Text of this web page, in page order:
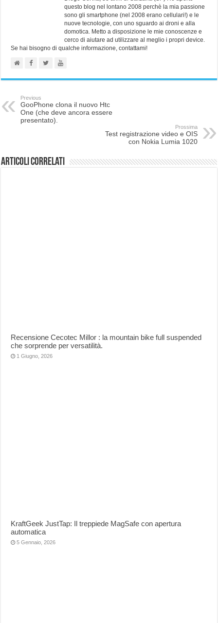
questo blog nel lontano 2008 perchè la mia passione
sono gli smartphone (nel 2008 erano cellulari!) e le
nuove tecnologie, con uno sguardo ai droni e alla
domotica. Metto a disposizione le mie conoscenze e
cerco di aiutare ad utilizzare al meglio i propri device.
Se hai bisogno di qualche informazione, contattami!
Previous
GooPhone clona il nuovo Htc
One (che deve ancora essere
presentato).
Prossima
Test registrazione video e OIS
con Nokia Lumia 1020
Articoli correlati
Recensione Cecotec Millor : la mountain bike full suspended
che sorprende per versatilità.
1 Giugno, 2026
KraftGeek JustTap: Il treppiede MagSafe con apertura
automatica
5 Gennaio, 2026